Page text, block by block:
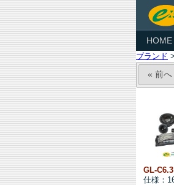
HOME
ブランド
« 前へ
GL-C6.3
仕様：